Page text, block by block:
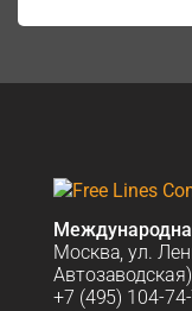
Москва, ул.
Автозаводская)
+7 (495) 104-